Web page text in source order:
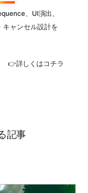
、UI演出、
ャンセル設計を
👉詳しくはコチラ
記事